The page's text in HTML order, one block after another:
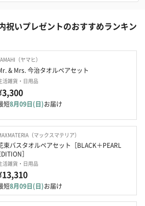
祝いプレゼントのおすすめランキン
（ヤマヒ）
& Mrs. 今治タオルペアセット
活雑貨・日用品
短8月09日(日)お届け
（マックスマテリア）
束バスタオルペアセット［BLACK＋PEARL
］
活雑貨・日用品
短8月09日(日)お届け